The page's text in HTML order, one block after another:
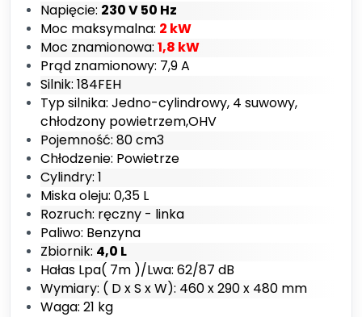
Napięcie: 230 V 50 Hz
Moc maksymalna: 2 kW
Moc znamionowa: 1,8 kW
Prąd znamionowy: 7,9 A
Silnik: 184FEH
Typ silnika: Jedno-cylindrowy, 4 suwowy,
chłodzony powietrzem,OHV
Pojemność: 80 cm3
Chłodzenie: Powietrze
Cylindry: 1
Miska oleju: 0,35 L
Rozruch: ręczny - linka
Paliwo: Benzyna
Zbiornik: 4,0 L
Hałas Lpa( 7m )/Lwa: 62/87 dB
Wymiary: ( D x S x W): 460 x 290 x 480 mm
Waga: 21 kg